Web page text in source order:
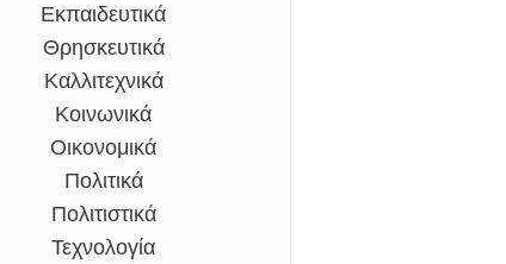
Εκπαιδευτικά
Θρησκευτικά
Καλλιτεχνικά
Κοινωνικά
Οικονομικά
Πολιτικά
Πολιτιστικά
Τεχνολογία